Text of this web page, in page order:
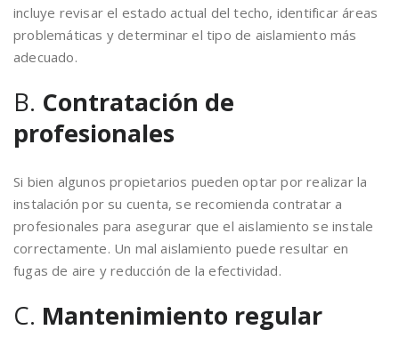
incluye revisar el estado actual del techo, identificar áreas
problemáticas y determinar el tipo de aislamiento más
adecuado.
B. Contratación de
profesionales
Si bien algunos propietarios pueden optar por realizar la
instalación por su cuenta, se recomienda contratar a
profesionales para asegurar que el aislamiento se instale
correctamente. Un mal aislamiento puede resultar en
fugas de aire y reducción de la efectividad.
C. Mantenimiento regular